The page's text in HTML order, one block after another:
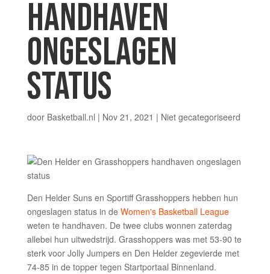
HANDHAVEN
ONGESLAGEN
STATUS
door Basketball.nl | Nov 21, 2021 | Niet gecategoriseerd
Den Helder Suns en Sportiff Grasshoppers hebben hun
ongeslagen status in de Women's Basketball League
weten te handhaven. De twee clubs wonnen zaterdag
allebei hun uitwedstrijd. Grasshoppers was met 53-90 te
sterk voor Jolly Jumpers en Den Helder zegevierde met
74-85 in de topper tegen Startportaal Binnenland.